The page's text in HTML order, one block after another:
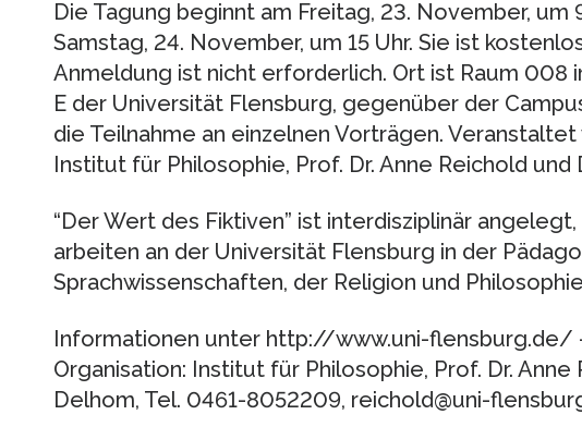
Die Tagung beginnt am Freitag, 23. November, um
Samstag, 24. November, um 15 Uhr. Sie ist
Anmeldung ist nicht erforderlich. Ort ist Raum 008
E der Universität Flensburg, gegenüber der
die Teilnahme an einzelnen Vorträgen.
Institut für Philosophie, Prof. Dr. Anne Reichold und
“Der Wert des Fiktiven” ist interdisziplinär
arbeiten an der Universität Flensburg in der
Sprachwissenschaften, der Religion und
Informationen unter http://www.uni-flensburg.de/
Organisation: Institut für Philosophie, Prof. Dr. Anne
Delhom, Tel. 0461-8052209, reichold@uni-